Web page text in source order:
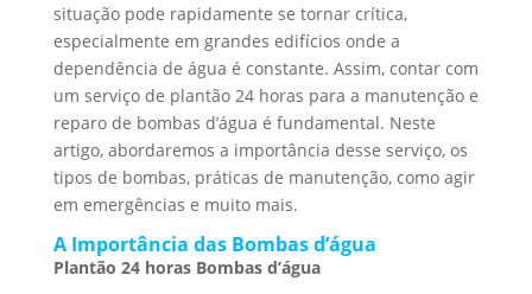
situação pode rapidamente se tornar crítica,
especialmente em grandes edifícios onde a
dependência de água é constante. Assim, contar com
um serviço de plantão 24 horas para a manutenção e
reparo de bombas d’água é fundamental. Neste
artigo, abordaremos a importância desse serviço, os
tipos de bombas, práticas de manutenção, como agir
em emergências e muito mais.
A Importância das Bombas d’água
Plantão 24 horas Bombas d’água